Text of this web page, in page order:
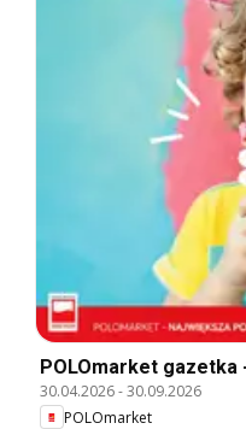
POLOmarket gazetka
30.04.2026-30.09.2026
POLOmarket